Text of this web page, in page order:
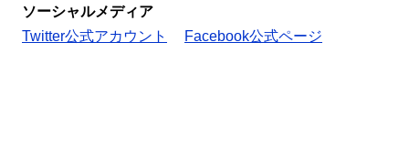
ソーシャルメディア
Twitter公式アカウント
Facebook公式ページ